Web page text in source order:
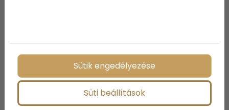
világ
Van valami különleges abban, amikor egy város
egész nyáron él. Amikor mindig történik valami,
mégis megmarad a balatoni nyugalom. Balatonfüred
pontosan ilyen hely: egyszerre pezsgő és pihentető,
Sütik engedélyezése
Süti beállítások